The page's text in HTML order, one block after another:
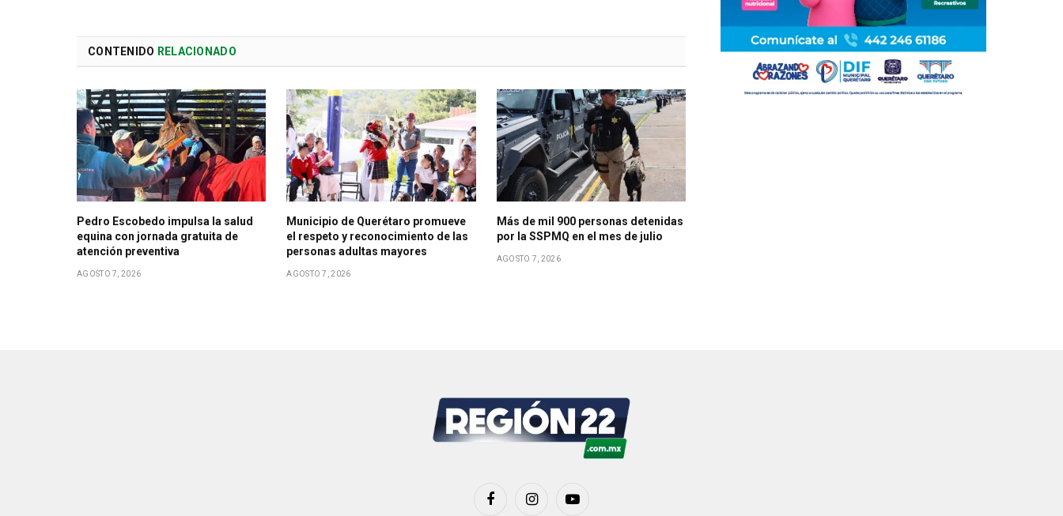
CONTENIDO RELACIONADO
Pedro Escobedo impulsa la salud
equina con jornada gratuita de
atención preventiva
AGOSTO 7, 2026
Municipio de Querétaro promueve
el respeto y reconocimiento de las
personas adultas mayores
AGOSTO 7, 2026
Más de mil 900 personas detenidas
por la SSPMQ en el mes de julio
AGOSTO 7, 2026
FacebookInstagramYouTube